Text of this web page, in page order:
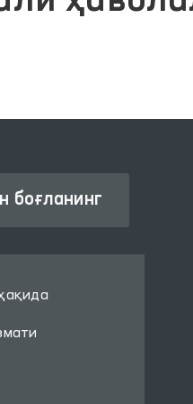
боғланинг